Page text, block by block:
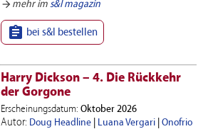
arrow_forward mehr im s&l magazin
 bei s&l bestellen
Harry Dickson – 4. Die Rückkehr
der Gorgone
Erscheinungsdatum: Oktober 2026
Autor: Doug Headline| Luana Vergari| Onofrio